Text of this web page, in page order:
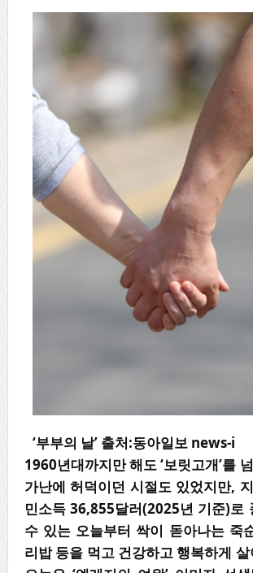
‘부부의 날’ 출처:동아일보 news-i
1960년대까지만 해도 ‘보릿고개’를
가난에 허덕이던 시절도 있었지만,
민소득 36,855달러(2025년 기준)로
수 있는 오늘부터 싹이 돋아나는 죽
리밥 등을 먹고 건강하고 행복하게